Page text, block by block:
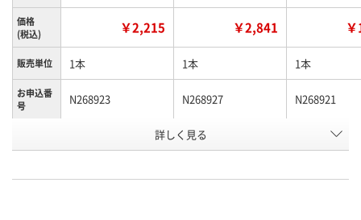
価格
(税込)
￥2,215 ￥2,841
販売単位 1本 1本 1本
お申込番
号
N268923 N268927 N268921
わずか
詳しく見る